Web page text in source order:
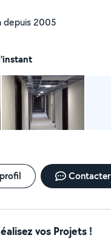
depuis 2005
Contacter
vos Projets !